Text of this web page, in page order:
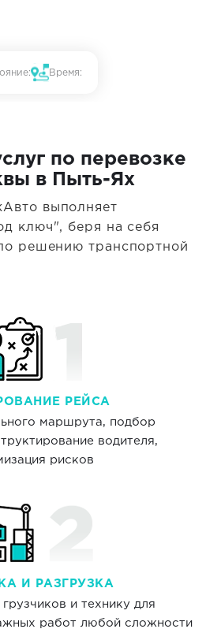
Время:
по перевозке
в Пыть-Ях
выполняет
ключ", беря на себя
решению транспортной
РЕЙСА
маршрута, подбор
водителя,
рисков
И РАЗГРУЗКА
и технику для
работ любой сложности